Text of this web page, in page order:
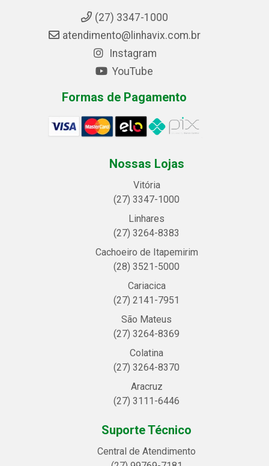
(27) 3347-1000
atendimento@linhavix.com.br
Instagram
YouTube
Formas de Pagamento
Nossas Lojas
Vitória
(27) 3347-1000
Linhares
(27) 3264-8383
Cachoeiro de Itapemirim
(28) 3521-5000
Cariacica
(27) 2141-7951
São Mateus
(27) 3264-8369
Colatina
(27) 3264-8370
Aracruz
(27) 3111-6446
Suporte Técnico
Central de Atendimento